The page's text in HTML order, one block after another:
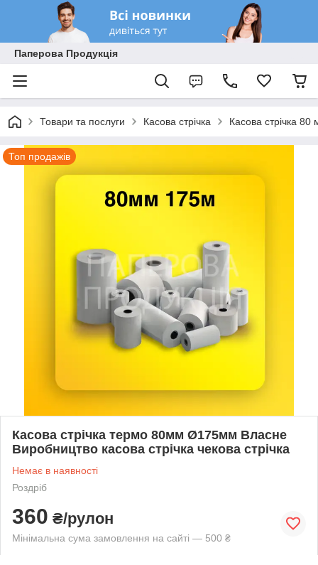
Паперова Продукція
Товари та послуги Касова стрічка Касова стрічка
Топ продажів
Касова стрічка термо 80мм Ø175мм Власне
Виробництво касова стрічка чекова стрічка
Немає в наявності
Роздріб
360 ₴/рулон
Мінімальна сума замовлення на сайті — 500 ₴